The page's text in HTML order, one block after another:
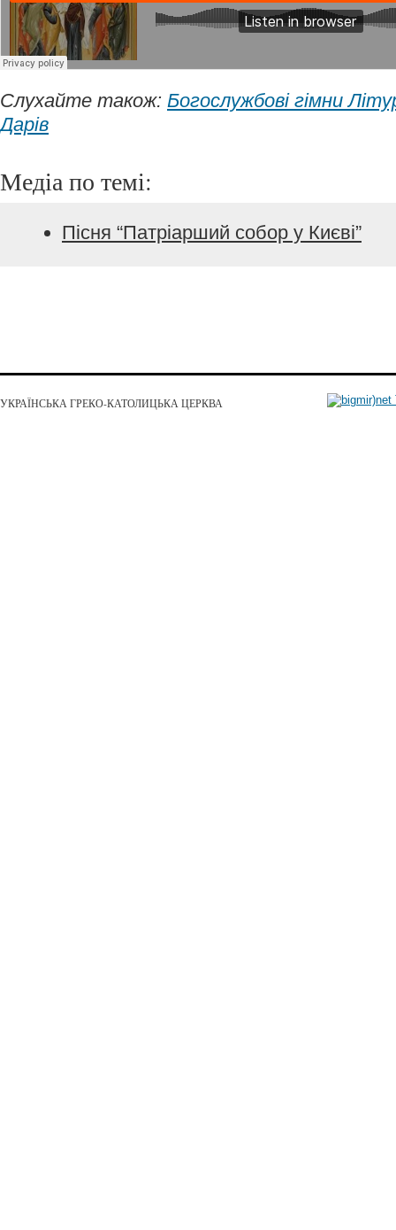
Слухайте також: Богослужбові гімни
Дарів
Медіа по темі:
Пісня “Патріарший собор у Києві”
УКРАЇНСЬКА ГРЕКО-КАТОЛИЦЬКА ЦЕРКВА